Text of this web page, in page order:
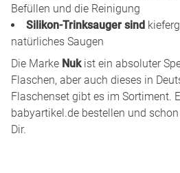
Befüllen und die Reinigung
Silikon-Trinksauger sind
natürliches Saugen
Die Marke Nukist ein absoluter
Flaschen, aber auch dieses in
Flaschenset gibt es im Sortiment.
babyartikel.de bestellen und
Dir.